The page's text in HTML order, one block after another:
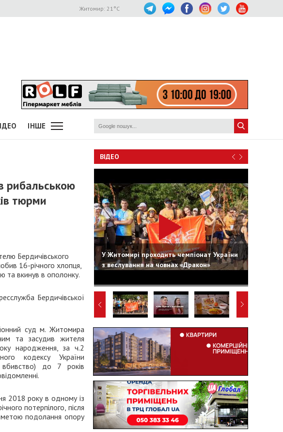
Житомир: 21°C
ІНШЕ
рибальською
тюрми
Бердичівського
16-річного хлопця,
та вкинув в ополонку.
Бердичівської
суд м. Житомира
та засудив жителя
народження, за ч.2
кодексу України
вбивство) до 7 років
2018 року в одному із
потерпілого, після
метою подолання опору
ВІДЕО
У Житомирі проходить чемпіонат України
з веслування на човнах «Дракон»